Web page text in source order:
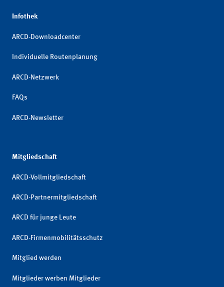
Infothek
ARCD-Downloadcenter
Individuelle Routenplanung
ARCD-Netzwerk
FAQs
ARCD-Newsletter
Mitgliedschaft
ARCD-Vollmitgliedschaft
ARCD-Partnermitgliedschaft
ARCD für junge Leute
ARCD-Firmenmobilitätsschutz
Mitglied werden
Mitglieder werben Mitglieder